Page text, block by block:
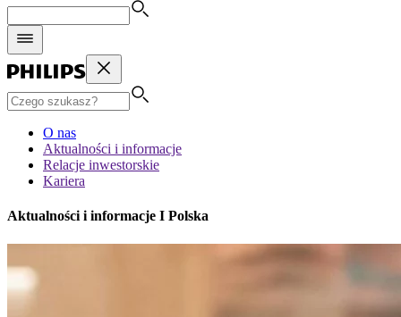
O nas
Aktualności i informacje
Relacje inwestorskie
Kariera
Aktualności i informacje I Polska